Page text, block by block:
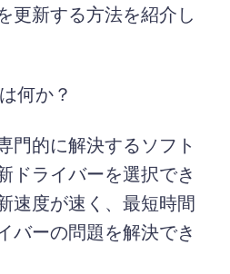
更新する方法を紹介し
何か？
門的に解決するソフト
ドライバーを選択でき
速度が速く、最短時間
バーの問題を解決でき